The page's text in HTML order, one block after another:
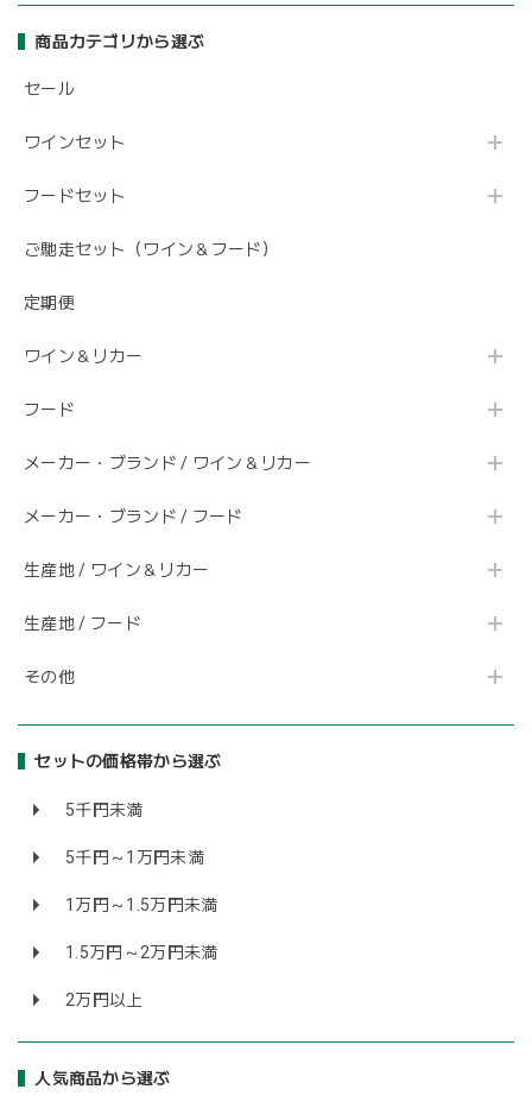
商品カテゴリから選ぶ
セール
ワインセット
フードセット
ご馳走セット（ワイン＆フード）
定期便
ワイン＆リカー
フード
メーカー・ブランド / ワイン＆リカー
メーカー・ブランド / フード
生産地 / ワイン＆リカー
生産地 / フード
その他
セットの価格帯から選ぶ
5千円未満
5千円～1万円未満
1万円～1.5万円未満
1.5万円～2万円未満
2万円以上
人気商品から選ぶ